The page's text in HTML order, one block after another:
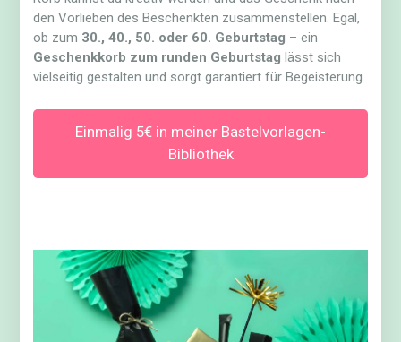
den Vorlieben des Beschenkten zusammenstellen. Egal,
ob zum 30., 40., 50. oder 60. Geburtstag – ein
Geschenkkorb zum runden Geburtstag lässt sich
vielseitig gestalten und sorgt garantiert für Begeisterung.
Einmalig 5€ in meiner Bastelvorlagen-
Bibliothek